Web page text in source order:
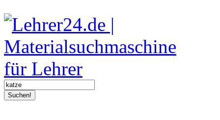
Suchen!